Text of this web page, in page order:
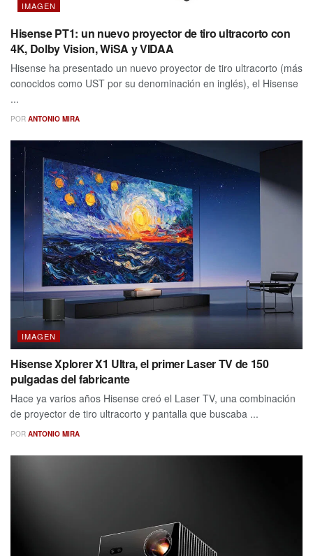
IMAGEN
Hisense PT1: un nuevo proyector de tiro ultracorto con
4K, Dolby Vision, WiSA y VIDAA
Hisense ha presentado un nuevo proyector de tiro ultracorto (más
conocidos como UST por su denominación en inglés), el Hisense
...
POR ANTONIO MIRA
IMAGEN
Hisense Xplorer X1 Ultra, el primer Laser TV de 150
pulgadas del fabricante
Hace ya varios años Hisense creó el Laser TV, una combinación
de proyector de tiro ultracorto y pantalla que buscaba ...
POR ANTONIO MIRA